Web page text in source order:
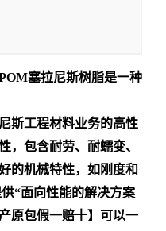
塞拉尼斯树脂是一种
斯工程材料业务的高性
，包含耐劳、耐蠕变、
的机械特性，如刚度和
“面向性能的解决方案
原包假一赔十】可以一